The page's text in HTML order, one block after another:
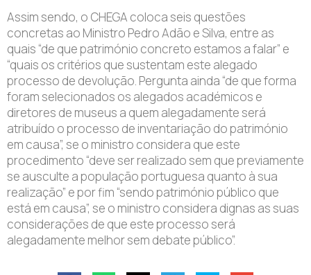
Assim sendo, o CHEGA coloca seis questões
concretas ao Ministro Pedro Adão e Silva, entre as
quais “de que património concreto estamos a falar” e
“quais os critérios que sustentam este alegado
processo de devolução. Pergunta ainda “de que forma
foram selecionados os alegados académicos e
diretores de museus a quem alegadamente será
atribuído o processo de inventariação do património
em causa”, se o ministro considera que este
procedimento “deve ser realizado sem que previamente
se ausculte a população portuguesa quanto à sua
realização” e por fim “sendo património público que
está em causa”, se o ministro considera dignas as suas
considerações de que este processo será
alegadamente melhor sem debate público”.